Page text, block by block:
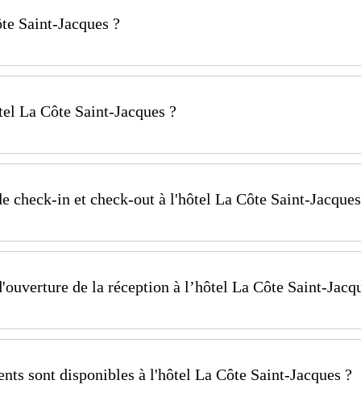
Saint-Jacques ?
se situe 14, Faubourg de Paris à 89300 Joigny
La Côte Saint-Jacques ?
réception de l'Hôtel La Côte Saint-Jacques par
cotestjacques
cotestjacques
check-in et check-out à l'hôtel La Côte Saint-
les horaires de check-in se font à partir de 15h
de la réception à l’hôtel La Côte Saint-
la réception est ouverte du mardi au dimanche
de notre réception.
sont disponibles à l'hôtel La Côte Saint-Jacques ?